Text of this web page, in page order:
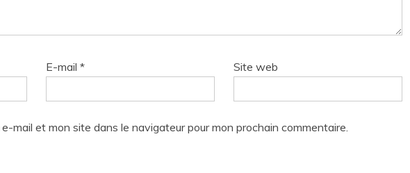
E-mail* Site web
mail et mon site dans le navigateur pour mon prochain commentaire.